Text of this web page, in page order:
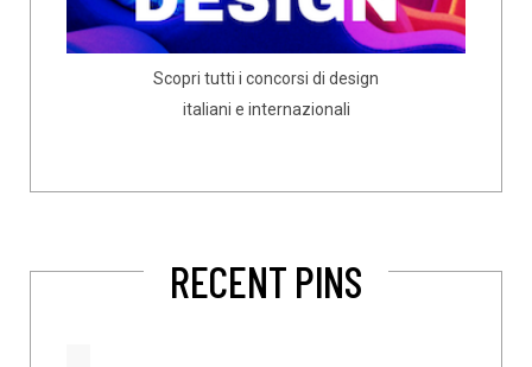
Scopri tutti i concorsi di design
italiani e internazionali
RECENT PINS